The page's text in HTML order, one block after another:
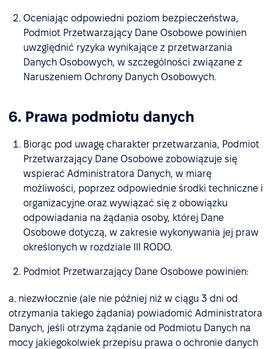
Oceniając odpowiedni poziom bezpieczeństwa,
Podmiot Przetwarzający Dane Osobowe powinien
uwzględnić ryzyka wynikające z przetwarzania
Danych Osobowych, w szczególności związane z
Naruszeniem Ochrony Danych Osobowych.
6. Prawa podmiotu danych
Biorąc pod uwagę charakter przetwarzania, Podmiot
Przetwarzający Dane Osobowe zobowiązuje się
wspierać Administratora Danych, w miarę
możliwości, poprzez odpowiednie środki techniczne i
organizacyjne oraz wywiązać się z obowiązku
odpowiadania na żądania osoby, której Dane
Osobowe dotyczą, w zakresie wykonywania jej praw
określonych w rozdziale III RODO.
Podmiot Przetwarzający Dane Osobowe powinien:
a. niezwłocznie (ale nie później niż w ciągu 3 dni od
otrzymania takiego żądania) powiadomić Administratora
Danych, jeśli otrzyma żądanie od Podmiotu Danych na
mocy jakiegokolwiek przepisu prawa o ochronie danych